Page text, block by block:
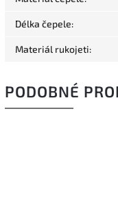
Délka čepele:
Materiál rukojeti:
PODOBNÉ